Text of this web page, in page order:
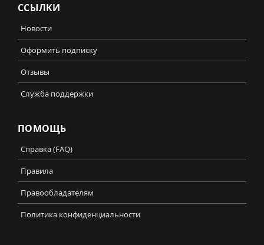
ССЫЛКИ
Новости
Оформить подписку
Отзывы
Служба поддержки
ПОМОЩЬ
Справка (FAQ)
Правила
Правообладателям
Политика конфиденциальности